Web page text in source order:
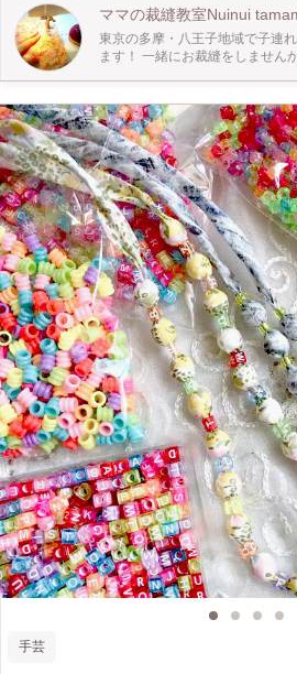
型紙作りから行います！ もちろん裁縫歴20年の講師が、製作のお手伝いをいた
しますので、初心者も大歓迎です☆ みんなで裁縫を通して、楽しい時間をつく
りましょう！！ 【日程スケジュール】 6/28 説明&顔合わせランチ会＋型紙製
作 （第1期の完成披露ランチ会と合同です） 7/5・19 裁縫レッスン 7/26 完成披
露ランチ会 ☆すべて金曜日 ☆時間は、 6/28は
（7/5・19）は11:30〜15:00の中で、お好き
す。もちろん11:30〜15:00（210分）までずっ
7/26は11:30〜13:00となります。 ※お申し込みは全日程参加できる方を優先で
お願いいたします。 ※お申し込み後のキャンセ
ママの裁縫教室Nuinui
東京の多摩・八王子地域で子連
ます！ 一緒にお裁縫をしません
手芸